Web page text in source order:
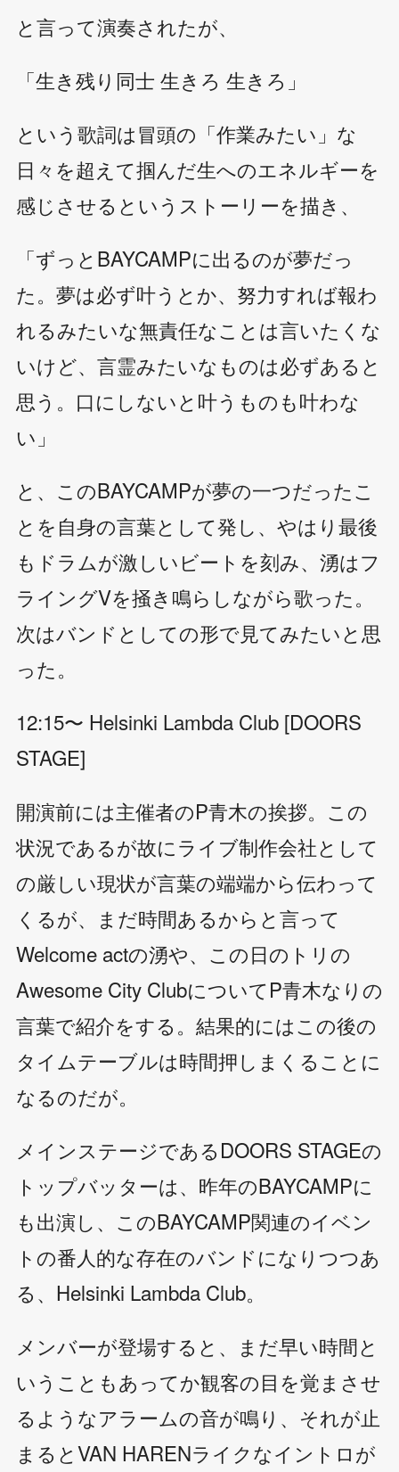
と言って演奏されたが、
「生き残り同士 生きろ 生きろ」
という歌詞は冒頭の「作業みたい」な
日々を超えて掴んだ生へのエネルギーを
感じさせるというストーリーを描き、
「ずっとBAYCAMPに出るのが夢だっ
た。夢は必ず叶うとか、努力すれば報わ
れるみたいな無責任なことは言いたくな
いけど、言霊みたいなものは必ずあると
思う。口にしないと叶うものも叶わな
い」
と、このBAYCAMPが夢の一つだったこ
とを自身の言葉として発し、やはり最後
もドラムが激しいビートを刻み、湧はフ
ライングVを掻き鳴らしながら歌った。
次はバンドとしての形で見てみたいと思
った。
12:15〜 Helsinki Lambda Club [DOORS
STAGE]
開演前には主催者のP青木の挨拶。この
状況であるが故にライブ制作会社として
の厳しい現状が言葉の端端から伝わって
くるが、まだ時間あるからと言って
Welcome actの湧や、この日のトリの
Awesome City ClubについてP青木なりの
言葉で紹介をする。結果的にはこの後の
タイムテーブルは時間押しまくることに
なるのだが。
メインステージであるDOORS STAGEの
トップバッターは、昨年のBAYCAMPに
も出演し、このBAYCAMP関連のイベン
トの番人的な存在のバンドになりつつあ
る、Helsinki Lambda Club。
メンバーが登場すると、まだ早い時間と
いうこともあってか観客の目を覚まさせ
るようなアラームの音が鳴り、それが止
まるとVAN HARENライクなイントロが